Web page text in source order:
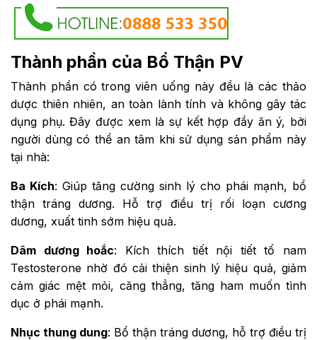
Thành phần của Bổ Thận PV
Thành phần có trong viên uống này đều là các thảo
dược thiên nhiên, an toàn lành tính và không gây tác
dụng phụ. Đây được xem là sự kết hợp đầy ăn ý, bởi
người dùng có thể an tâm khi sử dụng sản phẩm này
tại nhà:
Ba Kích: Giúp tăng cường sinh lý cho phái mạnh, bổ
thận tráng dương. Hỗ trợ điều trị rối loạn cương
dương, xuất tinh sớm hiệu quả.
Dâm dương hoắc: Kích thích tiết nội tiết tố nam
Testosterone nhờ đó cải thiện sinh lý hiệu quả, giảm
cảm giác mệt mỏi, căng thẳng, tăng ham muốn tình
dục ở phái mạnh.
Nhục thung dung: Bổ thận tráng dương, hỗ trợ điều trị